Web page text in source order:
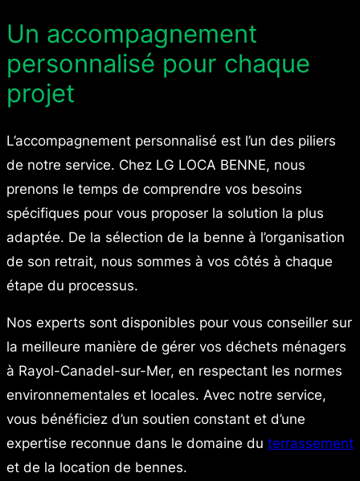
Un accompagnement
personnalisé pour chaque
projet
L’accompagnement personnalisé est l’un des piliers
de notre service. Chez LG LOCA BENNE, nous
prenons le temps de comprendre vos besoins
spécifiques pour vous proposer la solution la plus
adaptée. De la sélection de la benne à l’organisation
de son retrait, nous sommes à vos côtés à chaque
étape du processus.
Nos experts sont disponibles pour vous conseiller sur
la meilleure manière de gérer vos déchets ménagers
à Rayol-Canadel-sur-Mer, en respectant les normes
environnementales et locales. Avec notre service,
vous bénéficiez d’un soutien constant et d’une
expertise reconnue dans le domaine du terrassement
et de la location de bennes.